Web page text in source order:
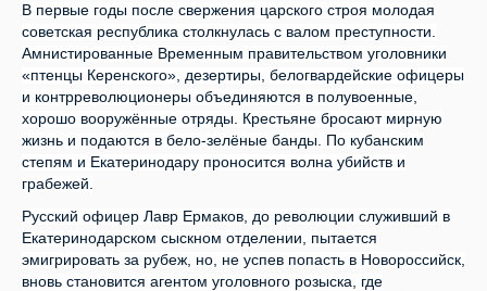
В первые годы после свержения царского строя молодая
советская республика столкнулась с валом преступности.
Амнистированные Временным правительством уголовники
«птенцы Керенского», дезертиры, белогвардейские офицеры
и контрреволюционеры объединяются в полувоенные,
хорошо вооружённые отряды. Крестьяне бросают мирную
жизнь и подаются в бело-зелёные банды. По кубанским
степям и Екатеринодару проносится волна убийств и
грабежей.
Русский офицер Лавр Ермаков, до революции служивший в
Екатеринодарском сыскном отделении, пытается
эмигрировать за рубеж, но, не успев попасть в Новороссийск,
вновь становится агентом уголовного розыска, где